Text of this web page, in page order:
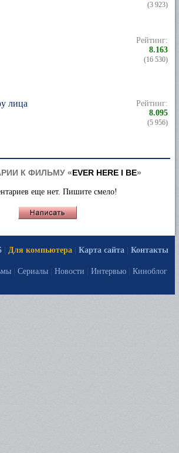
(3 923)
Рейтинг:
8.163
(16 530)
лица
Рейтинг:
8.095
(5 956)
К ФИЛЬМУ «EVER HERE I BE»
еще нет. Пишите смело!
Для компьютера Карта сайта
Контакты
Сериалы Новости Интервью Киноблог